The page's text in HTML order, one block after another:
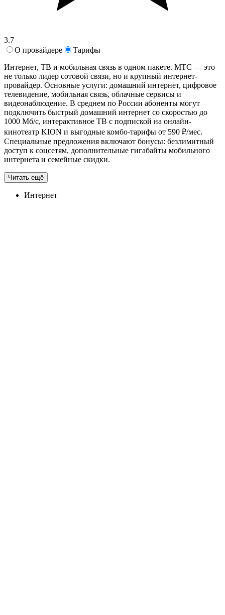
3.7
О провайдере
Тарифы
Интернет, ТВ и мобильная связь в одном пакете. МТС — это
не только лидер сотовой связи, но и крупный интернет-
провайдер. Основные услуги: домашний интернет, цифровое
телевидение, мобильная связь, облачные сервисы и
видеонаблюдение. В среднем по России абоненты могут
подключить быстрый домашний интернет со скоростью до
1000 Мб/с, интерактивное ТВ с подпиской на онлайн-
кинотеатр KION и выгодные комбо-тарифы от 590 ₽/мес.
Специальные предложения включают бонусы: безлимитный
доступ к соцсетям, дополнительные гигабайты мобильного
интернета и семейные скидки.
Читать ещё
Интернет